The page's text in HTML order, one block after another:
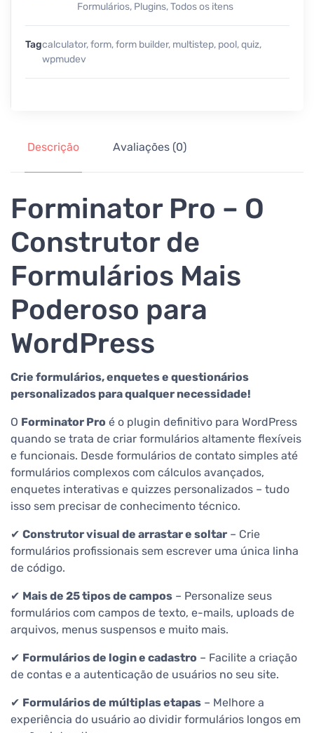
Formulários, Plugins,Todos os itens
Tagcalculator,form,form builder, multistep, pool,quiz,
wpmudev
Descrição Avaliações (0)
Forminator Pro – O
Construtor de
Formulários Mais
Poderoso para
WordPress
Crie formulários, enquetes e questionários
personalizados para qualquer necessidade!
O Forminator Pro é o plugin definitivo para WordPress
quando se trata de criar formulários altamente flexíveis
e funcionais. Desde formulários de contato simples até
formulários complexos com cálculos avançados,
enquetes interativas e quizzes personalizados – tudo
isso sem precisar de conhecimento técnico.
✔ Construtor visual de arrastar e soltar – Crie
formulários profissionais sem escrever uma única linha
de código.
✔ Mais de 25 tipos de campos – Personalize seus
formulários com campos de texto, e-mails, uploads de
arquivos, menus suspensos e muito mais.
✔ Formulários de login e cadastro – Facilite a criação
de contas e a autenticação de usuários no seu site.
✔ Formulários de múltiplas etapas – Melhore a
experiência do usuário ao dividir formulários longos em